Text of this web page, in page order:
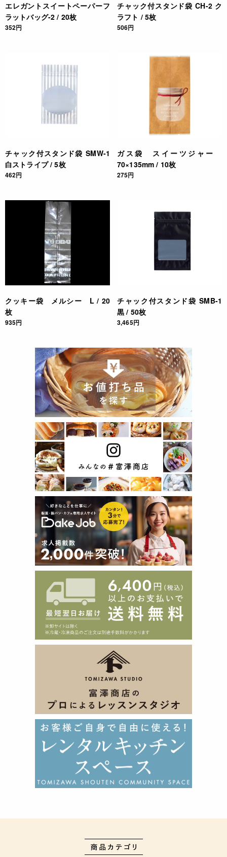
エレガントスイートペーパーフ
ラットバッグ-2 / 20枚
352円
チャック付スタンド袋 CH-2 ク
ラフト / 5枚
506円
チャック付スタンド袋 SMW-1
白ストライプ / 5枚
462円
ガス袋 スイーツジャー
70×135mm / 10枚
275円
クッキー袋 メルシー L / 20
枚
935円
チャック付スタンド袋 SMB-1
黒 / 50枚
3,465円